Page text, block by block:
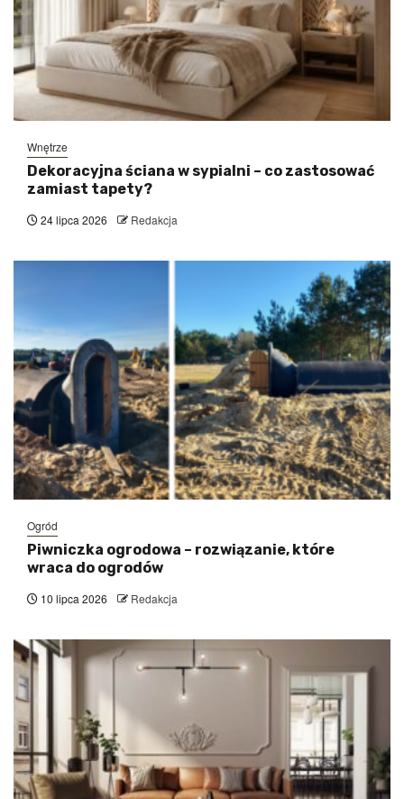
Wnętrze
Dekoracyjna ściana w sypialni – co zastosować
zamiast tapety?
24 lipca 2026 Redakcja
Ogród
Piwniczka ogrodowa – rozwiązanie, które
wraca do ogrodów
10 lipca 2026 Redakcja